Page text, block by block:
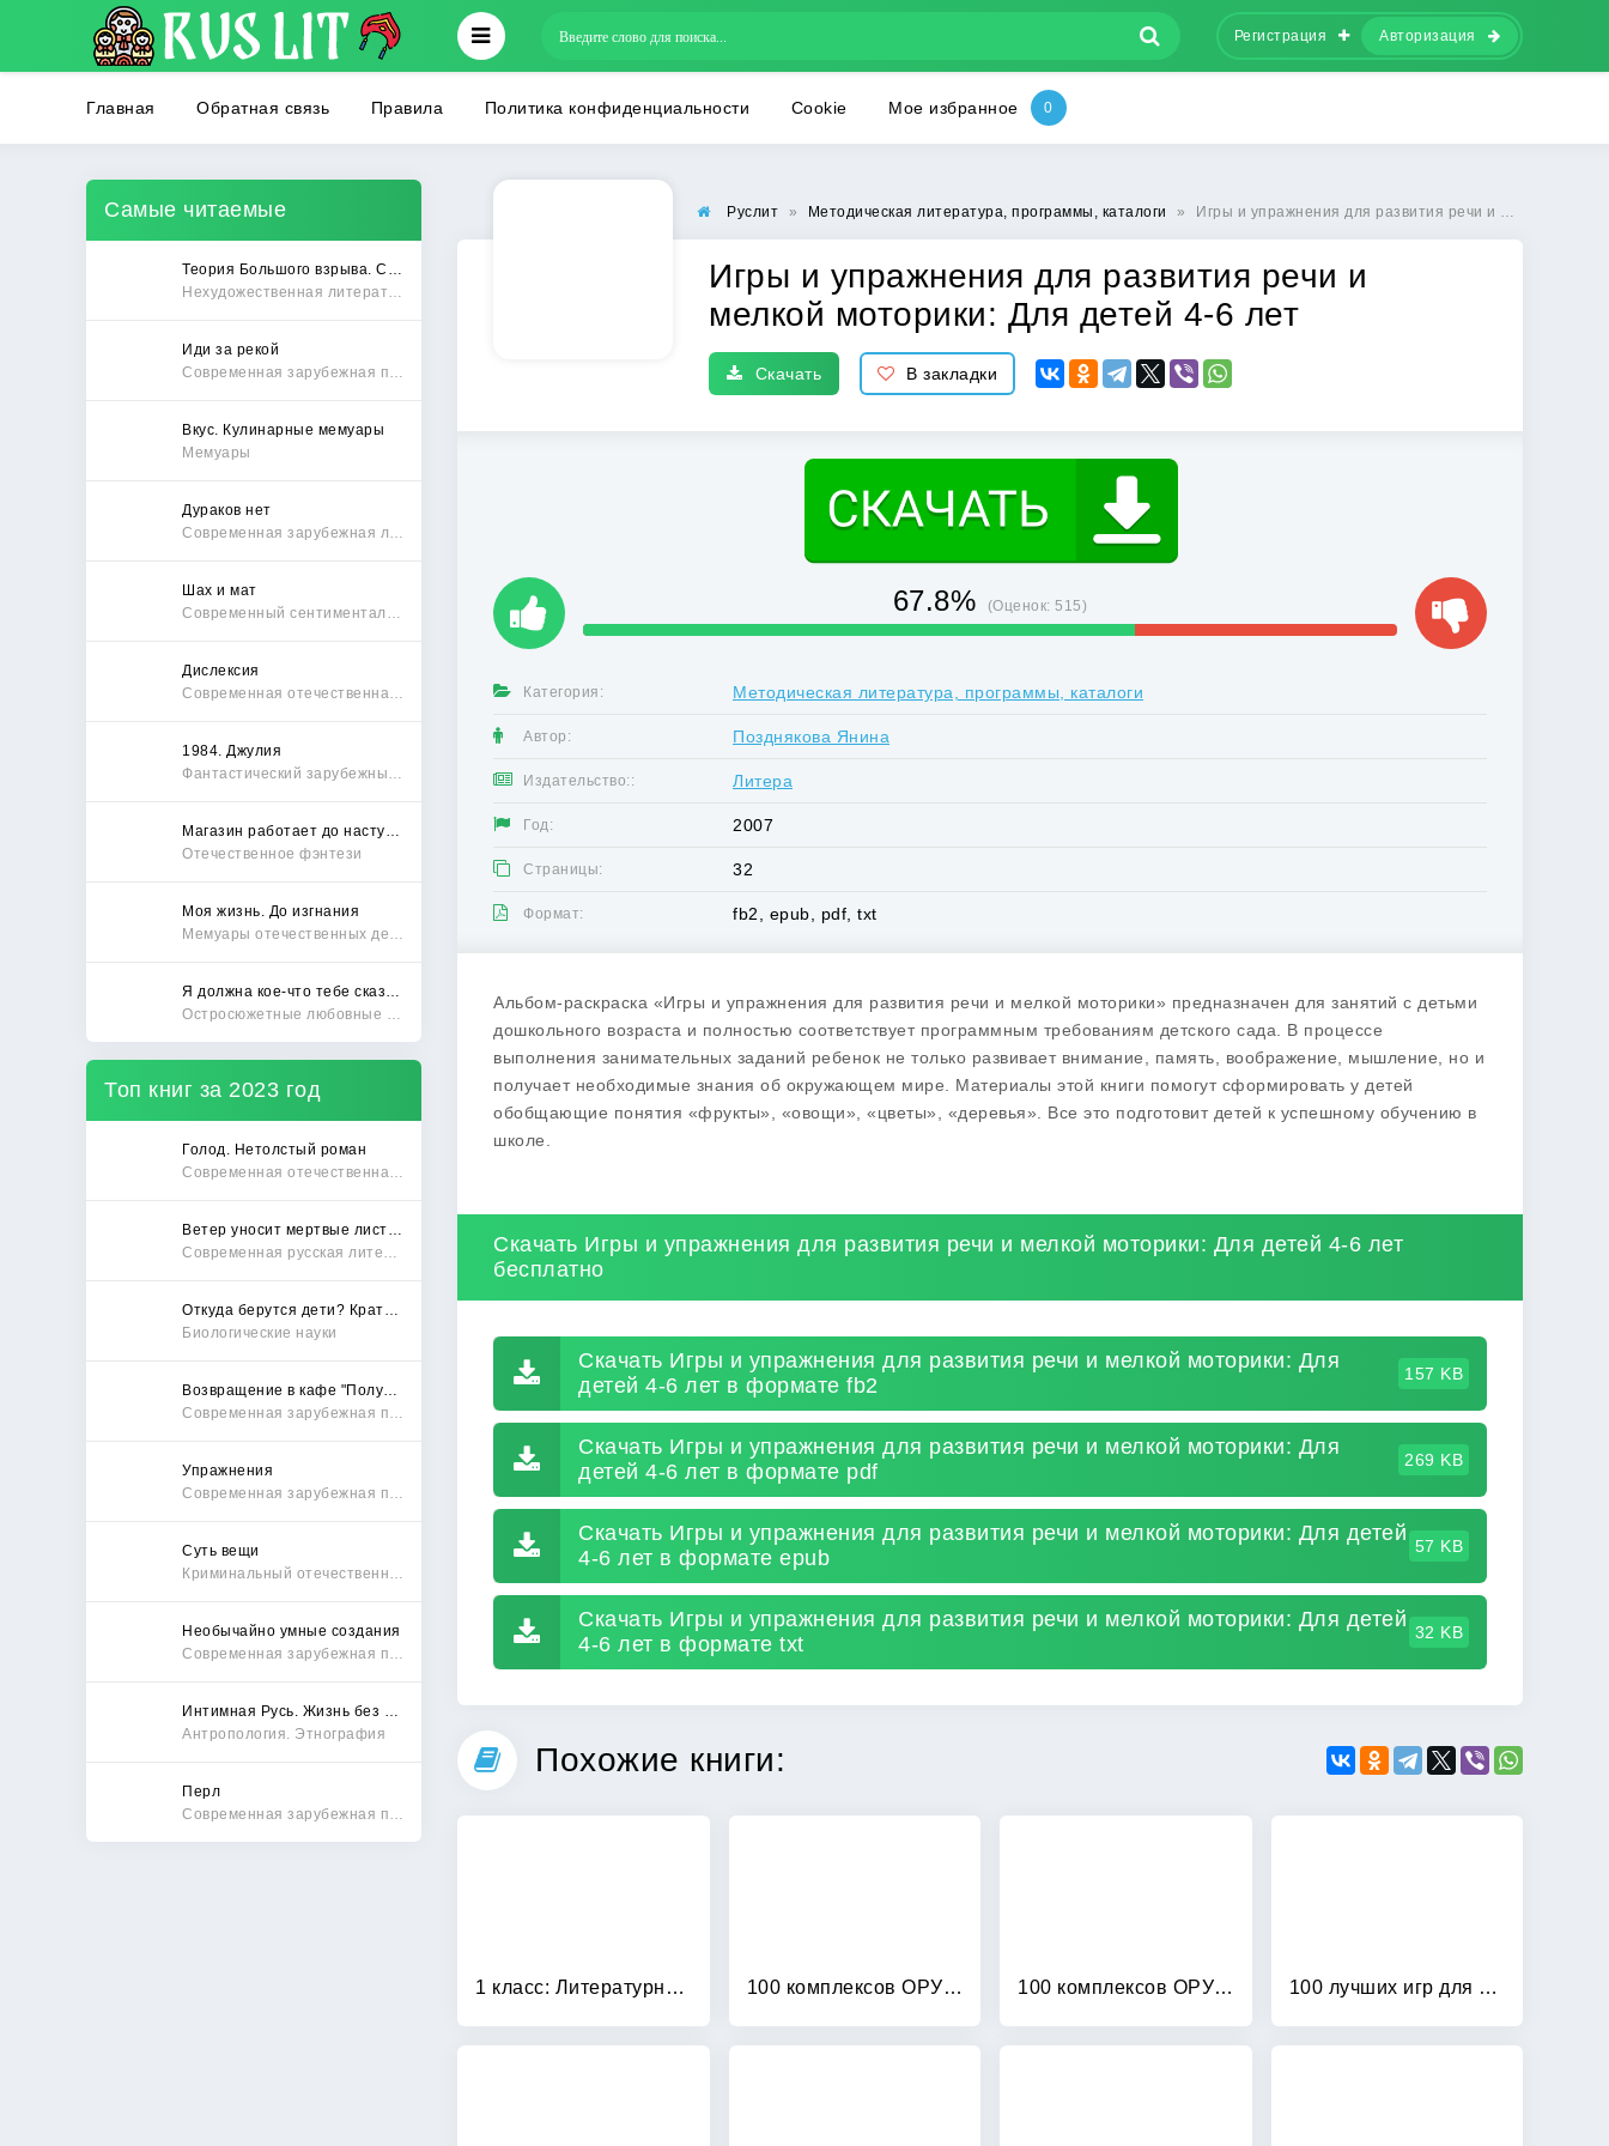
Регистрация Авторизация
Главная Обратная связь Правила Политика конфиденциальности Cookie Мое избранное
Самые читаемые
Иди за рекой
Вкус. Кулинарные мемуары
Мемуары
Дураков нет
Шах и мат
Дислексия
1984. Джулия
Отечественное фэнтези
Моя жизнь. До изгнания
Топ книг за 2023 год
Голод. Нетолстый роман
Биологические науки
Упражнения
Суть вещи
Необычайно умные создания
Антропология. Этнография
Перл
Руслит » Методическая литература, программы, каталоги » Игры и упражнения для развития речи и мелкой моторики: Для детей 4-6 лет
Игры и упражнения для развития речи и
мелкой моторики: Для детей 4-6 лет
Скачать В закладки
67.8% (Оценок:515)
Категория: Методическая литература, программы, каталоги
Автор: Позднякова Янина
Издательство:: Литера
Год: 2007
Страницы: 32
Формат: fb2, epub, pdf, txt
Альбом-раскраска «Игры и упражнения для развития речи и мелкой моторики» предназначен для занятий с детьми
дошкольного возраста и полностью соответствует программным требованиям детского сада. В процессе
выполнения занимательных заданий ребенок не только развивает внимание, память, воображение, мышление, но и
получает необходимые знания об окружающем мире. Материалы этой книги помогут сформировать у детей
обобщающие понятия «фрукты», «овощи», «цветы», «деревья». Все это подготовит детей к успешному обучению в
школе.
Скачать Игры и упражнения для развития речи и мелкой моторики: Для детей 4-6 лет
бесплатно
Скачать Игры и упражнения для развития речи и мелкой моторики: Для
детей 4-6 лет в формате fb2
157 KB
Скачать Игры и упражнения для развития речи и мелкой моторики: Для
детей 4-6 лет в формате pdf
269 KB
Скачать Игры и упражнения для развития речи и мелкой моторики: Для детей
4-6 лет в формате epub
57 KB
Скачать Игры и упражнения для развития речи и мелкой моторики: Для детей
4-6 лет в формате txt
32 KB
Похожие книги:
1 класс: Литературное чтение. Методические рекомендации. ФГОС 100 комплексов ОРУ для младших дошкольников с использованием стандартного и нестандартного оборудования 100 комплексов ОРУ с использованием стандартного и нестандартного оборудования 100 лучших игр для подготовки к школе